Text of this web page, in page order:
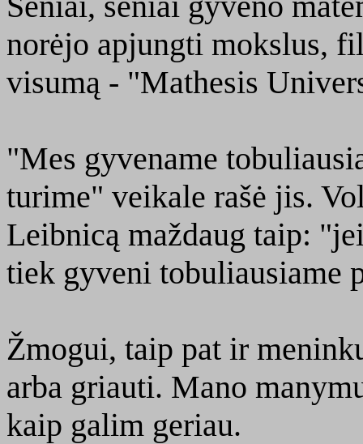
norėjo apjungti mokslus,
visumą - "Mathesis
"Mes gyvename
turime" veikale rašė jis.
Leibnicą maždaug taip:
tiek gyveni tobuliausiame
Žmogui, taip pat ir
arba griauti. Mano
kaip galim geriau.